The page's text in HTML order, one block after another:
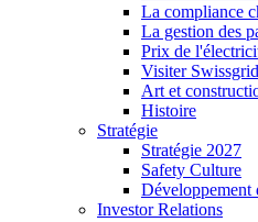
La compliance
La gestion des
Prix de
Visiter Swissgrid
Art et
Histoire
Stratégie
Stratégie 2027
Safety Culture
Développement
Investor Relations